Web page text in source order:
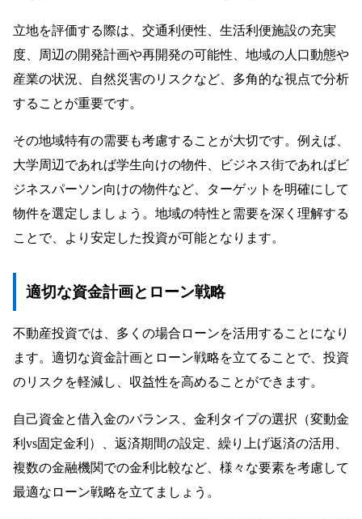
立地を評価する際は、交通利便性、生活利便施設の充実
度、周辺の開発計画や再開発の可能性、地域の人口動態や
産業の状況、自然災害のリスクなど、多角的な視点で分析
することが重要です。
その地域特有の需要も考慮することが大切です。例えば、
大学周辺であれば学生向けの物件、ビジネス街であればビ
ジネスパーソン向けの物件など、ターゲットを明確にして
物件を選定しましょう。地域の特性と需要を深く理解する
ことで、より安定した投資が可能となります。
適切な資金計画とローン戦略
不動産投資では、多くの場合ローンを活用することになり
ます。適切な資金計画とローン戦略を立てることで、投資
のリスクを軽減し、収益性を高めることができます。
自己資金と借入金のバランス、金利タイプの選択（変動金
利vs固定金利）、返済期間の設定、繰り上げ返済の活用、
複数の金融機関での金利比較など、様々な要素を考慮して
最適なローン戦略を立てましょう。